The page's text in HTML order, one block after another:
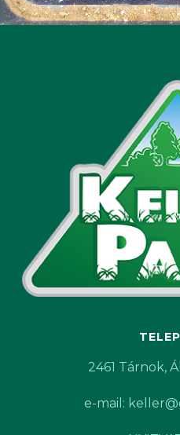
2461 Tárnok,
e-mail: